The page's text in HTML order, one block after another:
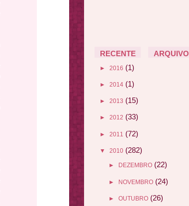
RECENTE ARQUIVO
► 2016 (1)
► 2014 (1)
► 2013 (15)
► 2012 (33)
► 2011 (72)
▼ 2010 (282)
► DEZEMBRO (22)
► NOVEMBRO (24)
► OUTUBRO (26)